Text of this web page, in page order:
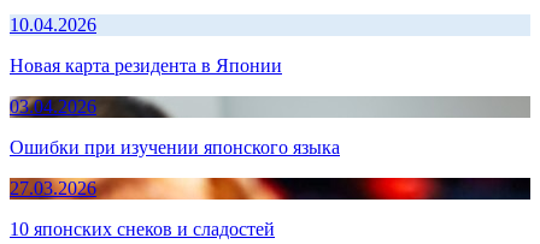
10.04.2026
Новая карта резидента в Японии
03.04.2026
Ошибки при изучении японского языка
27.03.2026
10 японских снеков и сладостей